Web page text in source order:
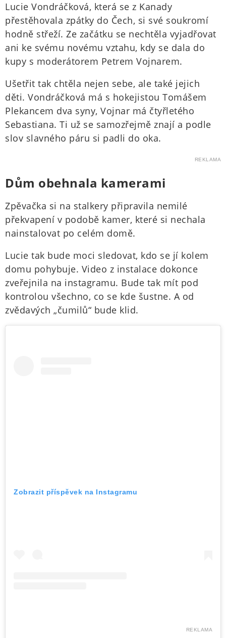
Lucie Vondráčková, která se z Kanady
přestěhovala zpátky do Čech, si své soukromí
hodně střeží. Ze začátku se nechtěla vyjadřovat
ani ke svému novému vztahu, kdy se dala do
kupy s moderátorem Petrem Vojnarem.
Ušetřit tak chtěla nejen sebe, ale také jejich
děti. Vondráčková má s hokejistou Tomášem
Plekancem dva syny, Vojnar má čtyřletého
Sebastiana. Ti už se samozřejmě znají a podle
slov slavného páru si padli do oka.
REKLAMA
Dům obehnala kamerami
Zpěvačka si na stalkery připravila nemilé
překvapení v podobě kamer, které si nechala
nainstalovat po celém domě.
Lucie tak bude moci sledovat, kdo se jí kolem
domu pohybuje. Video z instalace dokonce
zveřejnila na instagramu. Bude tak mít pod
kontrolou všechno, co se kde šustne. A od
zvědavých „čumilů“ bude klid.
Zobrazit příspěvek na Instagramu
REKLAMA